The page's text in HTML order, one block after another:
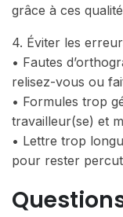
grâce à ces
4. Éviter les
• Fautes
relisez-vous ou
• Formules trop
travailleur(se) et
• Lettre trop
pour rester